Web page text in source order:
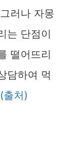
러나 자몽
는 단점이
떨어뜨리
담하여 먹
(출처)